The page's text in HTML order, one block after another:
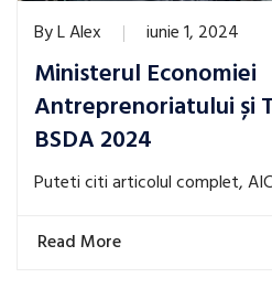
ByL Alex iunie 1, 2024
Ministerul Economiei
Antreprenoriatului și
BSDA 2024
Puteti citi articolul complet,
Read More